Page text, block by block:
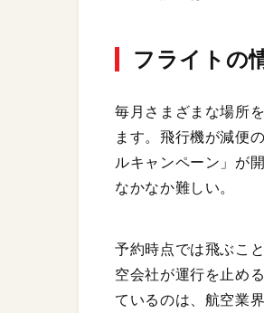
フライトの
毎月さまざまな場所
ます。飛行機が減便
ルキャンペーン」が
なかなか難しい。
予約時点では飛ぶこ
空会社が運行を止め
ているのは、航空業